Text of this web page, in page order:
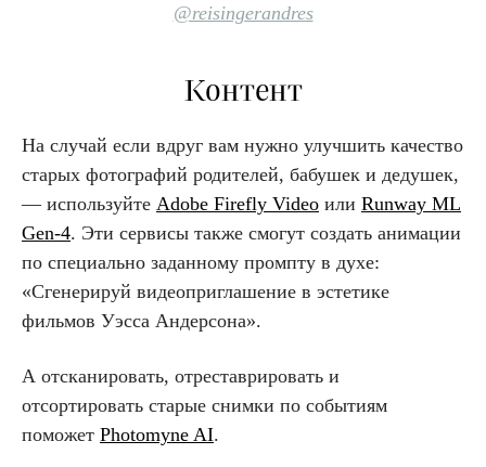
@reisingerandres
Контент
На случай если вдруг вам нужно улучшить качество
старых фотографий родителей, бабушек и дедушек,
— используйте Adobe Firefly Video или Runway ML
Gen-4. Эти сервисы также смогут создать анимации
по специально заданному промпту в духе:
«Сгенерируй видеоприглашение в эстетике
фильмов Уэсса Андерсона».
А отсканировать, отреставрировать и
отсортировать старые снимки по событиям
поможет Photomyne AI.